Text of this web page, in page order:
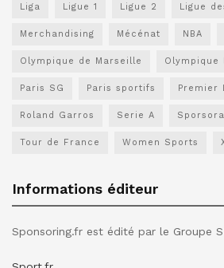
Liga Ligue 1 Ligue 2 Ligue
Merchandising Mécénat NBA
Olympique de Marseille Olympique
Paris SG Paris sportifs Premier
Roland Garros Serie A Sporsora
Tour de France Women Sports
Informations éditeur
Sponsoring.fr est édité par le Groupe